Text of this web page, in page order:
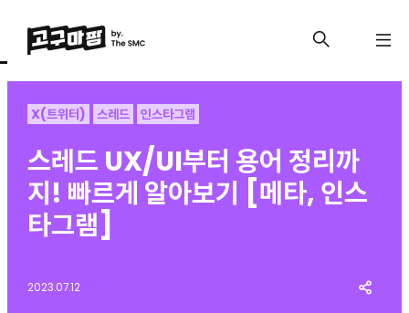
X(트위터) 스레드 인스타그램
스레드 UX/UI부터 용어 정리까
지! 빠르게 알아보기 [메타, 인스
타그램]
2023.07.12